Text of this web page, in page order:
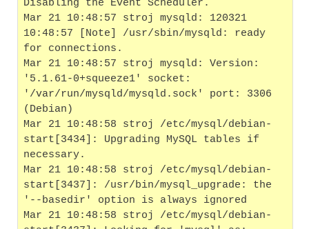
Disabling the Event Scheduler.
Mar 21 10:48:57 stroj mysqld: 120321
10:48:57 [Note] /usr/sbin/mysqld: ready
for connections.
Mar 21 10:48:57 stroj mysqld: Version:
'5.1.61-0+squeeze1' socket:
'/var/run/mysqld/mysqld.sock' port: 3306
(Debian)
Mar 21 10:48:58 stroj /etc/mysql/debian-
start[3434]: Upgrading MySQL tables if
necessary.
Mar 21 10:48:58 stroj /etc/mysql/debian-
start[3437]: /usr/bin/mysql_upgrade: the
'--basedir' option is always ignored
Mar 21 10:48:58 stroj /etc/mysql/debian-